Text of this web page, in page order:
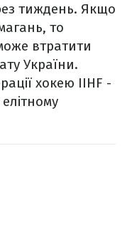
тиждень. Якщо
то
втратити
України.
хокею ІІHF -